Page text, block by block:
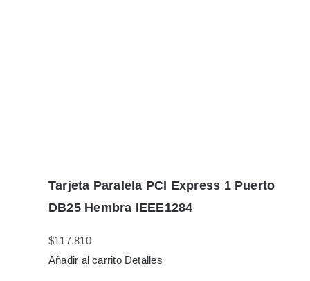
Tarjeta Paralela PCI Express 1 Puerto
DB25 Hembra IEEE1284
$117.810
Añadir al carrito Detalles